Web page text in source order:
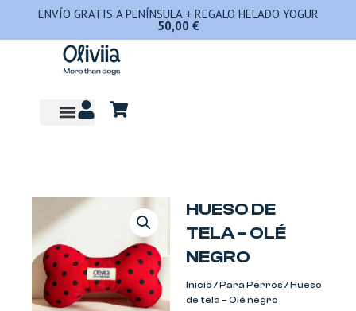
HUESO DE
TELA – OLÉ
NEGRO
Inicio /Para Perros / Hueso
de tela – Olé negro
ENVÍO GRATIS A PENÍNSULA + REGALO HELADO YOGUR
50,00 €